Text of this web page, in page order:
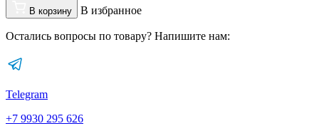
В корзину В избранное
Остались вопросы по товару? Напишите нам:
Telegram
+7 9930 295 626